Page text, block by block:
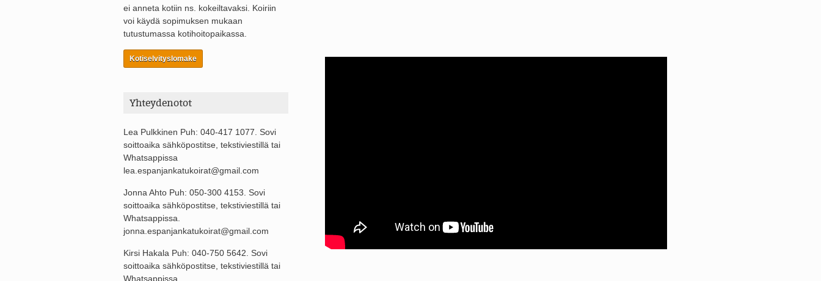
ei anneta kotiin ns. kokeiltavaksi. Koiriin
voi käydä sopimuksen mukaan
tutustumassa kotihoitopaikassa.
Kotiselvityslomake
Yhteydenotot
Lea Pulkkinen Puh: 040-417 1077. Sovi
soittoaika sähköpostitse, tekstiviestillä tai
Whatsappissa
lea.espanjankatukoirat@gmail.com
Jonna Ahto Puh: 050-300 4153. Sovi
soittoaika sähköpostitse, tekstiviestillä tai
Whatsappissa.
jonna.espanjankatukoirat@gmail.com
Kirsi Hakala Puh: 040-750 5642. Sovi
soittoaika sähköpostitse, tekstiviestillä tai
Whatsappissa.